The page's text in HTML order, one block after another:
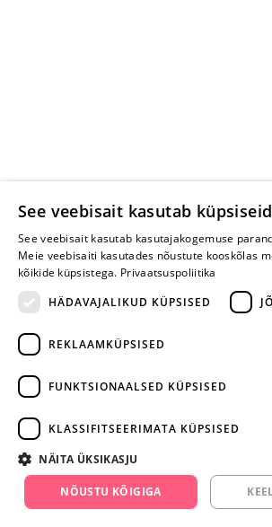
facebook.com/yesyes.ee
Instagram/yesyes.ee
See veebisait kasutab küpsiseid
See veebisait kasutab kasutajakogemuse
Meie veebisaiti kasutades nõustute kooskõlas
kõikide küpsistega. Privaatsuspoliitika
HÄDAVAJALIKUD KÜPSISED
REKLAAMKÜPSISED
FUNKTSIONAALSED KÜPSISED
KLASSIFITSEERIMATA KÜPSISED
NÄITA ÜKSIKASJU
NÕUSTU KÕIGIGA